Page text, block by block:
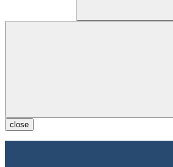
close